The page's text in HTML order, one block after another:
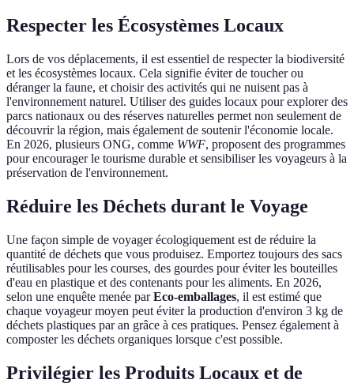
Respecter les Écosystèmes Locaux
Lors de vos déplacements, il est essentiel de respecter la biodiversité
et les écosystèmes locaux. Cela signifie éviter de toucher ou
déranger la faune, et choisir des activités qui ne nuisent pas à
l'environnement naturel. Utiliser des guides locaux pour explorer des
parcs nationaux ou des réserves naturelles permet non seulement de
découvrir la région, mais également de soutenir l'économie locale.
En 2026, plusieurs ONG, comme WWF, proposent des programmes
pour encourager le tourisme durable et sensibiliser les voyageurs à la
préservation de l'environnement.
Réduire les Déchets durant le Voyage
Une façon simple de voyager écologiquement est de réduire la
quantité de déchets que vous produisez. Emportez toujours des sacs
réutilisables pour les courses, des gourdes pour éviter les bouteilles
d'eau en plastique et des contenants pour les aliments. En 2026,
selon une enquête menée parEco-emballages, il est estimé que
chaque voyageur moyen peut éviter la production d'environ 3 kg de
déchets plastiques par an grâce à ces pratiques. Pensez également à
composter les déchets organiques lorsque c'est possible.
Privilégier les Produits Locaux et de